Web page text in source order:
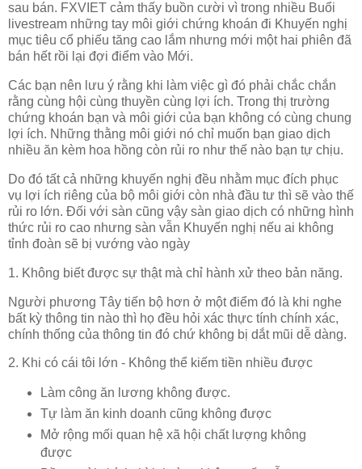
sau bán. FXVIET cảm thấy buồn cười vì trong nhiều Buổi
livestream những tay môi giới chứng khoán đi Khuyến nghị
mục tiêu cổ phiếu tăng cao lắm nhưng mới một hai phiên đã
bán hết rồi lại đợi điểm vào Mới.
Các bạn nên lưu ý rằng khi làm việc gì đó phải chắc chắn
rằng cùng hội cùng thuyền cùng lợi ích. Trong thị trường
chứng khoán bạn và môi giới của bạn không có cùng chung
lợi ích. Những thằng môi giới nó chỉ muốn bạn giao dịch
nhiều ăn kèm hoa hồng còn rủi ro như thế nào bạn tự chịu.
Do đó tất cả những khuyến nghị đều nhằm mục đích phục
vụ lợi ích riêng của bộ môi giới còn nhà đầu tư thì sẽ vào thế
rủi ro lớn. Đối với sàn cũng vậy sàn giao dịch có những hình
thức rủi ro cao nhưng sàn vẫn Khuyến nghị nếu ai không
tỉnh đoàn sẽ bị vướng vào ngày
1. Không biết được sự thật mà chỉ hành xử theo bản năng.
Người phương Tây tiến bộ hơn ở một điểm đó là khi nghe
bất kỳ thông tin nào thì họ đều hỏi xác thực tính chính xác,
chính thống của thông tin đó chứ không bị dắt mũi dễ dàng.
2. Khi có cái tôi lớn - Không thể kiếm tiền nhiều được
Làm công ăn lương không được.
Tự làm ăn kinh doanh cũng không được
Mở rộng mối quan hệ xã hội chất lượng không
được